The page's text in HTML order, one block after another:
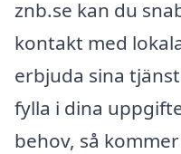
znb.se kan du
kontakt med
erbjuda sina
fylla i dina
behov, så